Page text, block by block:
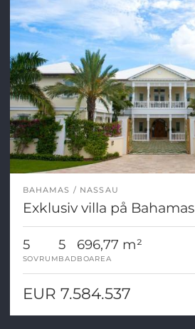
BAHAMAS NASSAU
Exklusiv villa på Bahamas
5
SOVRUM
5
BAD
696,77 m²
BOAREA
EUR 7.584.537